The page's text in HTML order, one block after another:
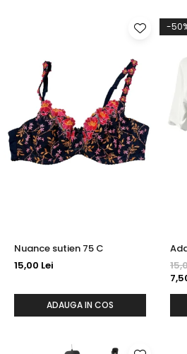
Nuance sutien 75 C
15,00 Lei
ADAUGA IN COS
-